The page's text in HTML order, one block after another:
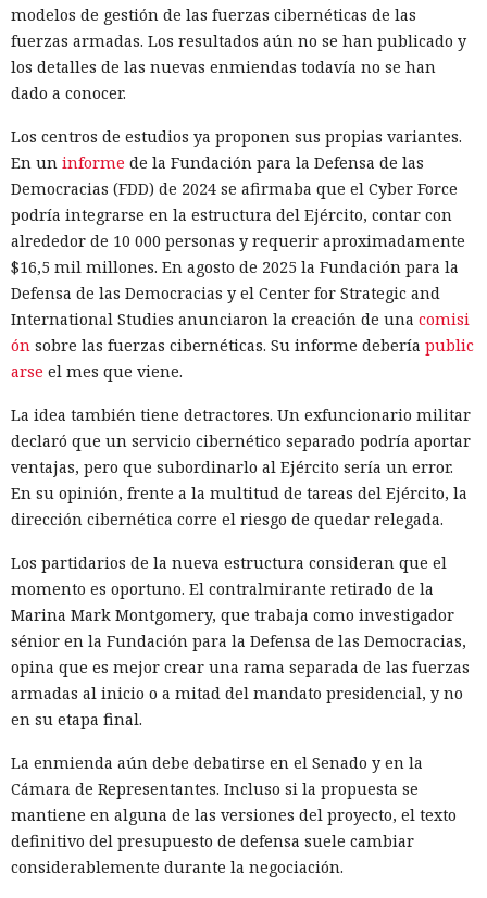
modelos de gestión de las fuerzas cibernéticas de las
fuerzas armadas. Los resultados aún no se han publicado y
los detalles de las nuevas enmiendas todavía no se han
dado a conocer.
Los centros de estudios ya proponen sus propias variantes.
En un informe de la Fundación para la Defensa de las
Democracias (FDD) de 2024 se afirmaba que el Cyber Force
podría integrarse en la estructura del Ejército, contar con
alrededor de 10 000 personas y requerir aproximadamente
$16,5 mil millones. En agosto de 2025 la Fundación para la
Defensa de las Democracias y el Center for Strategic and
International Studies anunciaron la creación de una comisi
ón sobre las fuerzas cibernéticas. Su informe debería public
arse el mes que viene.
La idea también tiene detractores. Un exfuncionario militar
declaró que un servicio cibernético separado podría aportar
ventajas, pero que subordinarlo al Ejército sería un error.
En su opinión, frente a la multitud de tareas del Ejército, la
dirección cibernética corre el riesgo de quedar relegada.
Los partidarios de la nueva estructura consideran que el
momento es oportuno. El contralmirante retirado de la
Marina Mark Montgomery, que trabaja como investigador
sénior en la Fundación para la Defensa de las Democracias,
opina que es mejor crear una rama separada de las fuerzas
armadas al inicio o a mitad del mandato presidencial, y no
en su etapa final.
La enmienda aún debe debatirse en el Senado y en la
Cámara de Representantes. Incluso si la propuesta se
mantiene en alguna de las versiones del proyecto, el texto
definitivo del presupuesto de defensa suele cambiar
considerablemente durante la negociación.